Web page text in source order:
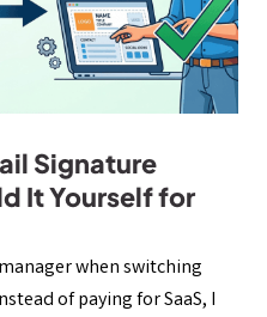
Signature
It Yourself for
when switching
of paying for SaaS, I